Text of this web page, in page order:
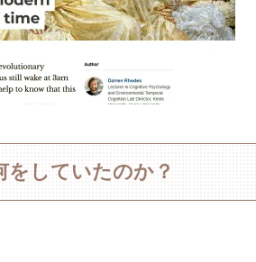
をしていたのか？